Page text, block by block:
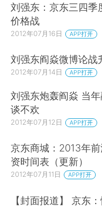
刘强东：京东三四季
价格战
2012年07月16日 APP打开
刘强东阎焱微博论战
2012年07月14日 APP打开
刘强东炮轰阎焱 当
谈不欢
2012年07月12日 APP打开
京东商城：2013年
资时间表（更新）
2012年07月11日 APP打开
【封面报道】 京东